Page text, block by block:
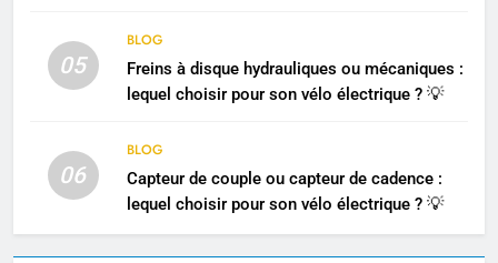
la France ?
05
BLOG
Freins à disque hydrauliques ou mécaniques :
lequel choisir pour son vélo électrique ? 💡
06
BLOG
Capteur de couple ou capteur de cadence :
lequel choisir pour son vélo électrique ? 💡